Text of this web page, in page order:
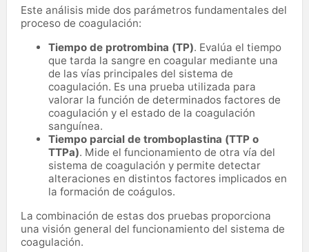
Este análisis mide dos parámetros fundamentales del
proceso de coagulación:
Tiempo de protrombina (TP). Evalúa el tiempo
que tarda la sangre en coagular mediante una
de las vías principales del sistema de
coagulación. Es una prueba utilizada para
valorar la función de determinados factores de
coagulación y el estado de la coagulación
sanguínea.
Tiempo parcial de tromboplastina (TTP o
TTPa). Mide el funcionamiento de otra vía del
sistema de coagulación y permite detectar
alteraciones en distintos factores implicados en
la formación de coágulos.
La combinación de estas dos pruebas proporciona
una visión general del funcionamiento del sistema de
coagulación.